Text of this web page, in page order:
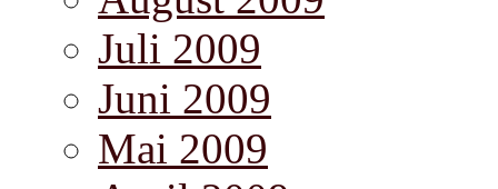
Juli 2009
Juni 2009
Mai 2009